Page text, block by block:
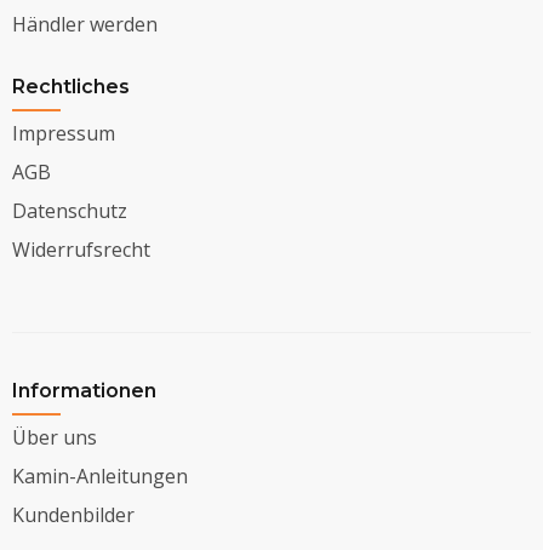
Händler werden
Rechtliches
Impressum
AGB
Datenschutz
Widerrufsrecht
Informationen
Über uns
Kamin-Anleitungen
Kundenbilder